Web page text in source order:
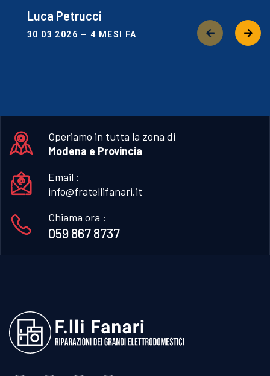
Luca Petrucci
30 03 2026 — 4 MESI FA
Operiamo in tutta la zona di
Modena e Provincia
Email :
info@fratellifanari.it
Chiama ora :
059 867 8737